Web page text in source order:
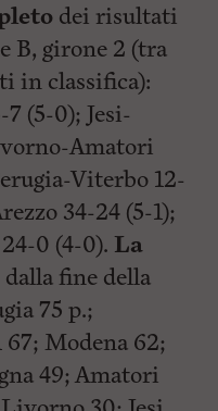
dei risultati
B, girone 2 (tra
in classifica):
7 (5-0); Jesi-
Amatori
Viterbo 12-
34-24 (5-1);
0 (4-0). La
dalla fine della
75 p.;
67; Modena 62;
49; Amatori